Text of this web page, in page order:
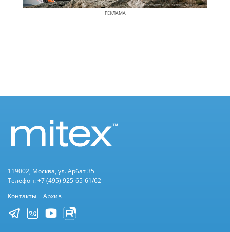
РЕКЛАМА
119002, Москва, ул. Арбат 35
Телефон: +7 (495) 925-65-61/62
Контакты
Архив